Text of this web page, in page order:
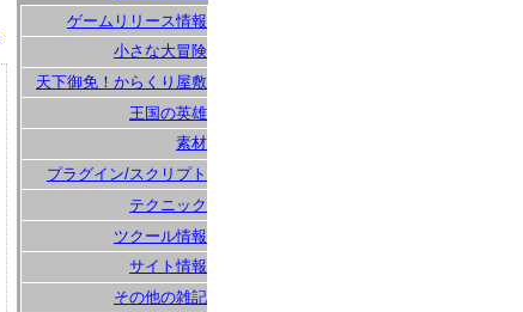
ゲームリリース情報
小さな大冒険
天下御免！からくり屋敷
王国の英雄
素材
プラグイン/スクリプト
テクニック
ツクール情報
サイト情報
その他の雑記